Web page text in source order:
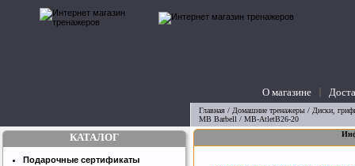
О магазине
вопросы
Главная / Домашние тренажеры / Диски,
MB Barbell / MB-AtletB26-20
КАТАЛОГ
Подарочные сертификаты